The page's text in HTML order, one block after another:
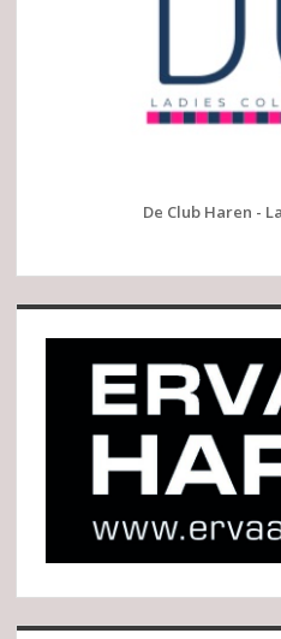
De Club Haren -